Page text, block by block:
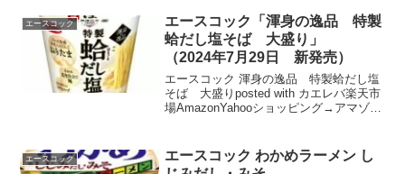
(湯戻し時間:5分)ソース：ポークをベース
にガーリック...
エースコック
エースコック「渾身の逸品 特製
蛤だし塩そば 大盛り」
（2024年7月29日 新発売）
エースコック 渾身の逸品 特製蛤だし塩
そば 大盛りposted with カエレバ楽天市
場AmazonYahooショッピング→アマゾン
を心行くまで楽しめる大盛り仕様の多...
エースコック
エースコック わかめラーメン し